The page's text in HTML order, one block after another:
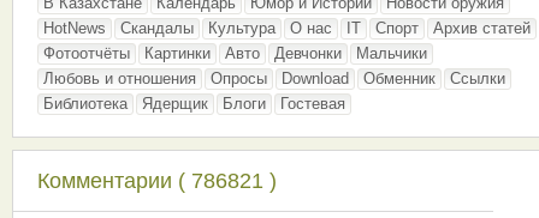
HotNews
Скандалы Культура О нас IT Спорт
Архив статей
Фотоотчёты
Картинки Авто Девчонки
Мальчики
Любовь и отношения
Опросы Download Обменник
Ссылки
Библиотека
Ядерщик Блоги Гостевая
Комментарии ( 786821 )